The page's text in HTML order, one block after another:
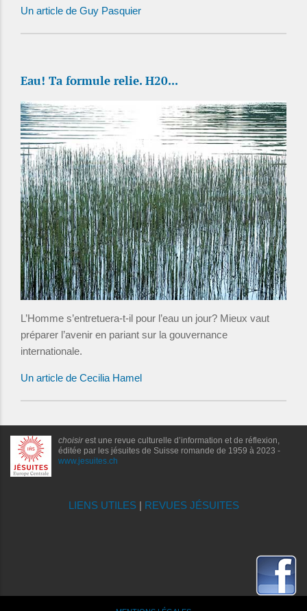
Un article de Guy Pasquier
Eau! Ta formule relie. H20...
L’Homme s’entretuera-t-il pour l’eau un jour? Mieux vaut
préparer l’avenir en pariant sur la gouvernance
internationale.
Un article de Cecilia Hamel
choisirest une revue culturelle d’information et de réflexion,
éditée par les jésuites de Suisse romande de 1959 à 2023 -
www.jesuites.ch
LIENS UTILES| REVUES JÉSUITES